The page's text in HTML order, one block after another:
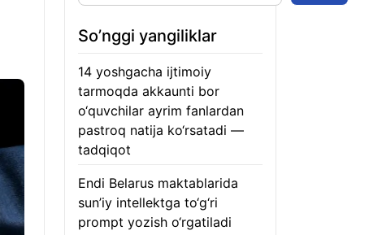
So’nggi yangiliklar
14 yoshgacha ijtimoiy
tarmoqda akkaunti bor
o‘quvchilar ayrim fanlardan
pastroq natija ko‘rsatadi —
tadqiqot
Endi Belarus maktablarida
sun’iy intellektga to‘g‘ri
prompt yozish o‘rgatiladi